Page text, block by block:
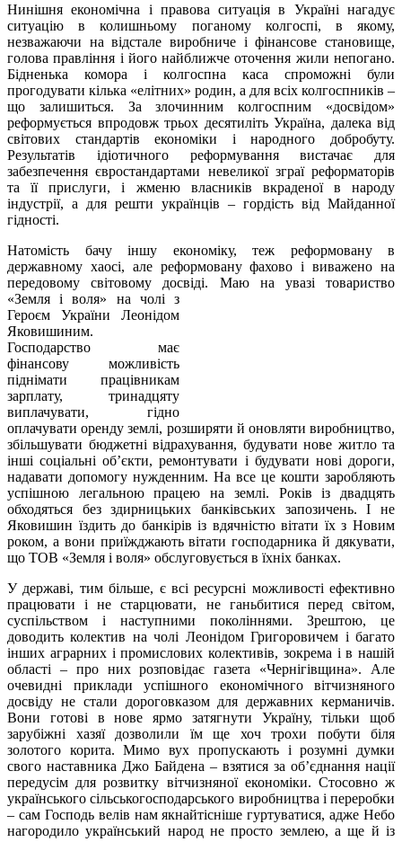
Нинішня економічна і правова ситуація в Україні нагадує
ситуацію в колишньому поганому колгоспі, в якому,
незважаючи на відстале виробниче і фінансове становище,
голова правління і його найближче оточення жили непогано.
Бідненька комора і колгоспна каса спроможні були
прогодувати кілька «елітних» родин, а для всіх колгоспників –
що залишиться. За злочинним колгоспним «досвідом»
реформується впродовж трьох десятиліть Україна, далека від
світових стандартів економіки і народного добробуту.
Результатів ідіотичного реформування вистачає для
забезпечення євростандартами невеликої зграї реформаторів
та її прислуги, і жменю власників вкраденої в народу
індустрії, а для решти українців – гордість від Майданної
гідності.
Натомість бачу іншу економіку, теж реформовану в
державному хаосі, але реформовану фахово і виважено на
передовому світовому досвіді. Маю на увазі товариство
«Земля і воля» на чолі з
Героєм України Леонідом
Яковишиним.
Господарство має
фінансову можливість
піднімати працівникам
зарплату, тринадцяту
виплачувати, гідно
оплачувати оренду землі, розширяти й оновляти виробництво,
збільшувати бюджетні відрахування, будувати нове житло та
інші соціальні об’єкти, ремонтувати і будувати нові дороги,
надавати допомогу нужденним. На все це кошти заробляють
успішною легальною працею на землі. Років із двадцять
обходяться без здирницьких банківських запозичень. І не
Яковишин їздить до банкірів із вдячністю вітати їх з Новим
роком, а вони приїжджають вітати господарника й дякувати,
що ТОВ «Земля і воля» обслуговується в їхніх банках.
У державі, тим більше, є всі ресурсні можливості ефективно
працювати і не старцювати, не ганьбитися перед світом,
суспільством і наступними поколіннями. Зрештою, це
доводить колектив на чолі Леонідом Григоровичем і багато
інших аграрних і промислових колективів, зокрема і в нашій
області – про них розповідає газета «Чернігівщина». Але
очевидні приклади успішного економічного вітчизняного
досвіду не стали дороговказом для державних керманичів.
Вони готові в нове ярмо затягнути Україну, тільки щоб
зарубіжні хазяї дозволили їм ще хоч трохи побути біля
золотого корита. Мимо вух пропускають і розумні думки
свого наставника Джо Байдена – взятися за об’єднання нації
передусім для розвитку вітчизняної економіки. Стосовно ж
українського сільськогосподарського виробництва і переробки
– сам Господь велів нам якнайтісніше гуртуватися, адже Небо
нагородило український народ не просто землею, а ще й із